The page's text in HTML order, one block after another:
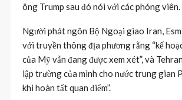
ông Trump sau đó nói với các phóng viên.
Người phát ngôn Bộ Ngoại giao Iran,
với truyền thông địa phương rằng “kế
của Mỹ vẫn đang được xem xét”, và
lập trường của mình cho nước trung gian
khi hoàn tất quan điểm”.